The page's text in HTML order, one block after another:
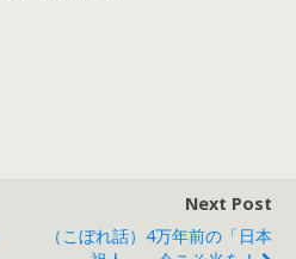
Next Post
（こぼれ話）4万年前の「日本